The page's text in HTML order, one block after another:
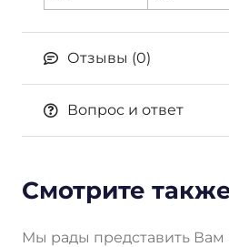
Отзывы (0)
Вопрос и ответ
Смотрите
Мы рады представить